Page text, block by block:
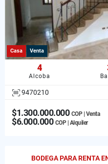
Casa Venta
4
Alcoba
9470210
$1.300.000.000 COP | Venta
$6.000.000 COP | Alquiler
BODEGA PARA RENTA